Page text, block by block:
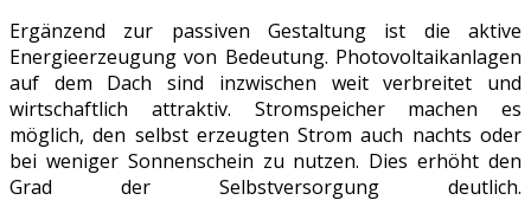
Ergänzend zur passiven Gestaltung ist die aktive
Energieerzeugung von Bedeutung. Photovoltaikanlagen
auf dem Dach sind inzwischen weit verbreitet und
wirtschaftlich attraktiv. Stromspeicher machen es
möglich, den selbst erzeugten Strom auch nachts oder
bei weniger Sonnenschein zu nutzen. Dies erhöht den
Grad der Selbstversorgung deutlich.